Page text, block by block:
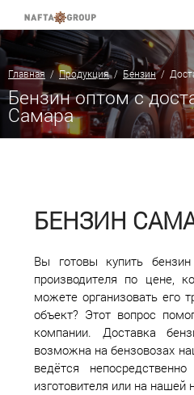
Главная /Продукция/ Бензин/
Бензин оптом с
Самара
БЕНЗИН
Вы готовы купить
производителя по цене,
можете организовать его
объект? Этот вопрос
компании. Доставка
возможна на бензовозах
ведётся
изготовителя или на нашей